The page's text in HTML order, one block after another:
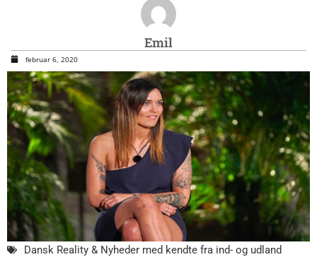
Emil
februar 6, 2020
Dansk Reality & Nyheder med kendte fra ind- og udland